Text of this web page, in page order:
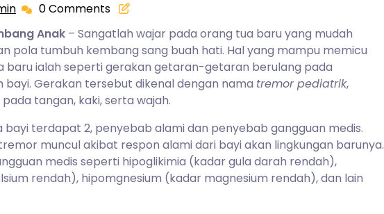
admin0 Comments
Anak – Sangatlah wajar pada orang tua baru yang mudah
pola tumbuh kembang sang buah hati. Hal yang mampu memicu
baru ialah seperti gerakan getaran-getaran berulang pada
Gerakan tersebut dikenal dengan nama tremor pediatrik,
tangan, kaki, serta wajah.
terdapat 2, penyebab alami dan penyebab gangguan medis.
muncul akibat respon alami dari bayi akan lingkungan barunya.
medis seperti hipoglikimia (kadar gula darah rendah),
rendah), hipomgnesium (kadar magnesium rendah), dan lain